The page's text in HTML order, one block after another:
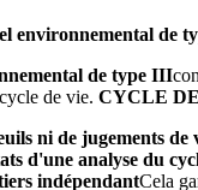
environnemental de
de type III
de vie. CYCLE
ni de jugements de
d'une analyse du
indépendantCela